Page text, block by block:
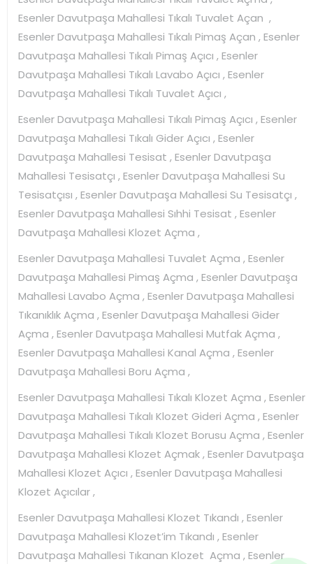
Esenler Davutpaşa Mahallesi Tıkalı Tuvalet Açan ,
Esenler Davutpaşa Mahallesi Tıkalı Pimaş Açan , Esenler
Davutpaşa Mahallesi Tıkalı Pimaş Açıcı , Esenler
Davutpaşa Mahallesi Tıkalı Lavabo Açıcı , Esenler
Davutpaşa Mahallesi Tıkalı Tuvalet Açıcı ,
Esenler Davutpaşa Mahallesi Tıkalı Pimaş Açıcı , Esenler
Davutpaşa Mahallesi Tıkalı Gider Açıcı , Esenler
Davutpaşa Mahallesi Tesisat , Esenler Davutpaşa
Mahallesi Tesisatçı , Esenler Davutpaşa Mahallesi Su
Tesisatçısı , Esenler Davutpaşa Mahallesi Su Tesisatçı ,
Esenler Davutpaşa Mahallesi Sıhhi Tesisat , Esenler
Davutpaşa Mahallesi Klozet Açma ,
Esenler Davutpaşa Mahallesi Tuvalet Açma , Esenler
Davutpaşa Mahallesi Pimaş Açma , Esenler Davutpaşa
Mahallesi Lavabo Açma , Esenler Davutpaşa Mahallesi
Tıkanıklık Açma , Esenler Davutpaşa Mahallesi Gider
Açma , Esenler Davutpaşa Mahallesi Mutfak Açma ,
Esenler Davutpaşa Mahallesi Kanal Açma , Esenler
Davutpaşa Mahallesi Boru Açma ,
Esenler Davutpaşa Mahallesi Tıkalı Klozet Açma , Esenler
Davutpaşa Mahallesi Tıkalı Klozet Gideri Açma , Esenler
Davutpaşa Mahallesi Tıkalı Klozet Borusu Açma , Esenler
Davutpaşa Mahallesi Klozet Açmak , Esenler Davutpaşa
Mahallesi Klozet Açıcı , Esenler Davutpaşa Mahallesi
Klozet Açıcılar ,
Esenler Davutpaşa Mahallesi Klozet Tıkandı , Esenler
Davutpaşa Mahallesi Klozet’im Tıkandı , Esenler
Davutpaşa Mahallesi Tıkanan Klozet Açma , Esenler